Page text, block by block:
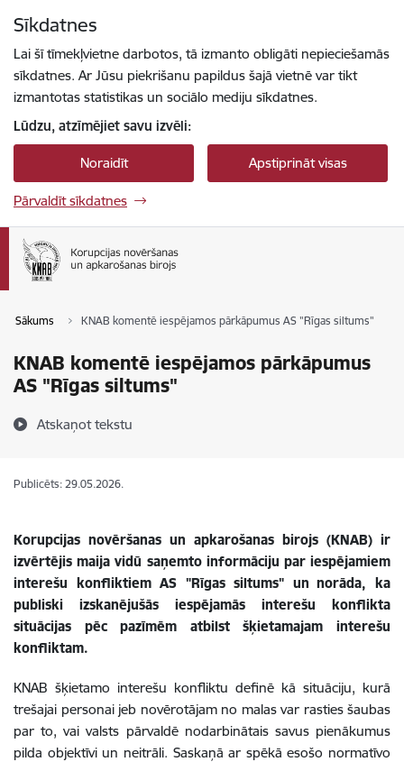
Sīkdatnes
Lai šī tīmekļvietne darbotos, tā izmanto obligāti nepieciešamās
sīkdatnes. Ar Jūsu piekrišanu papildus šajā vietnē var tikt
izmantotas statistikas un sociālo mediju sīkdatnes.
Lūdzu, atzīmējiet savu izvēli:
Noraidīt Apstiprināt visas
Pārvaldīt sīkdatnes
Sākums KNAB komentē iespējamos pārkāpumus AS "Rīgas siltums"
KNAB komentē iespējamos pārkāpumus
AS "Rīgas siltums"
Atskaņot tekstu
Publicēts: 29.05.2026.
Korupcijas novēršanas un apkarošanas birojs (KNAB) ir
izvērtējis maija vidū saņemto informāciju par iespējamiem
interešu konfliktiem AS "Rīgas siltums" un norāda, ka
publiski izskanējušās iespējamās interešu konflikta
situācijas pēc pazīmēm atbilst šķietamajam interešu
konfliktam.
KNAB šķietamo interešu konfliktu definē kā situāciju, kurā
trešajai personai jeb novērotājam no malas var rasties šaubas
par to, vai valsts pārvaldē nodarbinātais savus pienākumus
pilda objektīvi un neitrāli. Saskaņā ar spēkā esošo normatīvo